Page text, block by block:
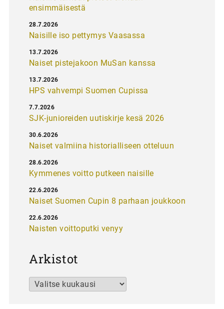
ensimmäisestä
Naisille iso pettymys Vaasassa
28.7.2026
Naiset pistejakoon MuSan kanssa
13.7.2026
HPS vahvempi Suomen Cupissa
13.7.2026
SJK-junioreiden uutiskirje kesä 2026
7.7.2026
Naiset valmiina historialliseen otteluun
30.6.2026
Kymmenes voitto putkeen naisille
28.6.2026
Naiset Suomen Cupin 8 parhaan joukkoon
22.6.2026
Naisten voittoputki venyy
22.6.2026
Arkistot
Arkistot